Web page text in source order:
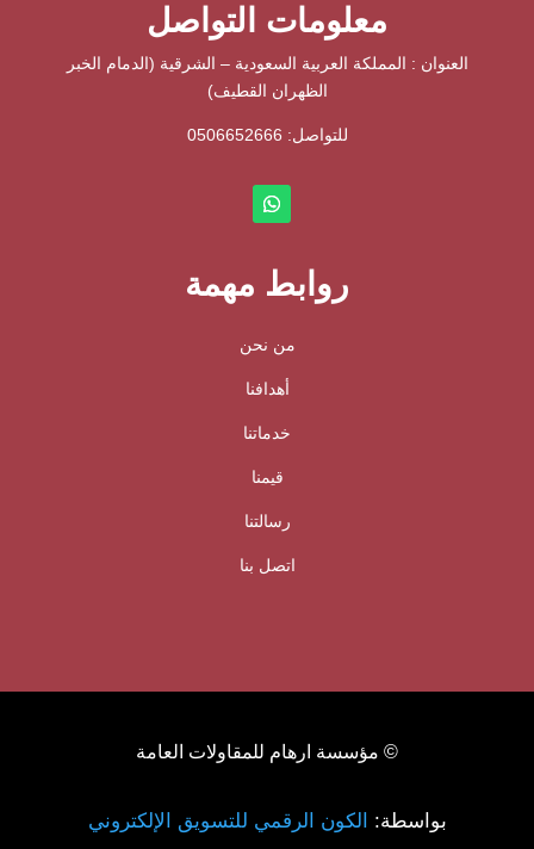
معلومات التواصل
العنوان : المملكة العربية السعودية – الشرقية (الدمام الخبر
الظهران القطيف)
للتواصل: ⁦ 0506652666
روابط مهمة
من نحن
أهدافنا
خدماتنا
قيمنا
رسالتنا
اتصل بنا
© مؤسسة ارهام للمقاولات العامة
بواسطة: الكون الرقمي للتسويق الإلكتروني